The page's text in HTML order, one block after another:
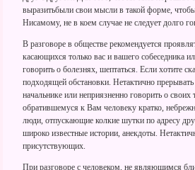
выразитьбыли свои мысли в такой форме,
Нисамому, не в коем случае не следует долго
В разговоре в обществе рекомендуется
касающихся только вас и вашего собеседника
говорить о болезнях, шептаться. Если хотите
подходящей обстановки. Нетактично
начальнике или неприязненно говорить о
обратившемуся к Вам человеку кратко,
люди, отпускающие колкие шутки по адресу
широко известные истории, анекдоты.
присутствующих.
При разговоре с человеком, не являющимся